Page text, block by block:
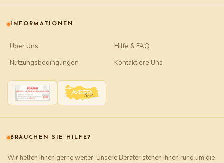
INFORMATIONEN
Über Uns
Hilfe & FAQ
Nutzungsbedingungen
Kontaktiere Uns
BRAUCHEN SIE HILFE?
Wir helfen Ihnen gerne weiter. Unsere Berater stehen Ihnen rund um die